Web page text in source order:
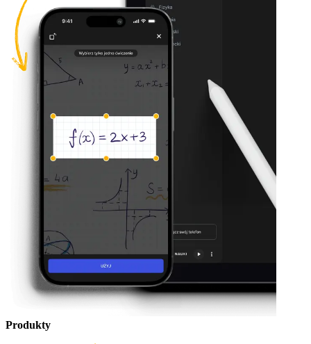
Produkty